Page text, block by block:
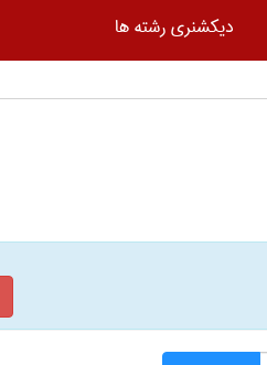
دیکشنری رشته ها